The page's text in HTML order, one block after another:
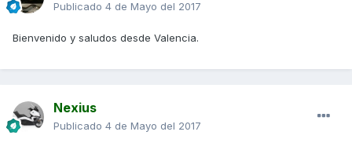
Publicado 4 de Mayo del 2017
Bienvenido y saludos desde Valencia.
Nexius
Publicado 4 de Mayo del 2017